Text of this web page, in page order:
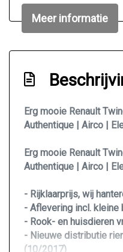
Anti blokkeer
Bestuurdersairbag
Passagiersairbag
Word afgeleverd
Meer informatie
Erg mooie Renault
Authentique | Airco |
Erg mooie Renault
Authentique | Airco |
- Rijklaarprijs, wij
- Aflevering incl. kleine
- Rook- en huisdieren
- Nieuwe distributie
(10/2017)